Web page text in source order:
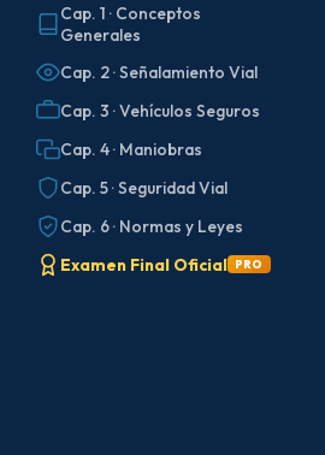
Cap. 1 · Conceptos
Generales
Cap. 2 · Señalamiento Vial
Cap. 3 · Vehículos Seguros
Cap. 4 · Maniobras
Cap. 5 · Seguridad Vial
Cap. 6 · Normas y Leyes
Examen Final Oficial
PRO